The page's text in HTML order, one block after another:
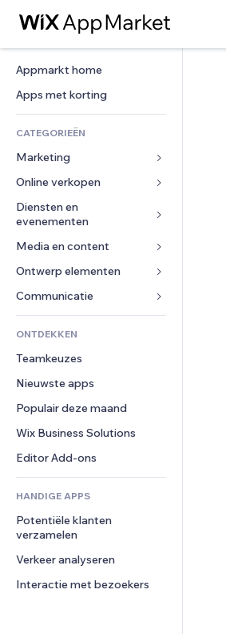
Appmarkt home
Apps met korting
CATEGORIEËN
Marketing
Advertenties
Mobiel
Analytics
Social media
SEO
Betrokkenheid
Websitevermeldingen
E-mail
Conversie
Online verkopen
Apps voor webshops
Verzending en levering
Verkoopknoppen
Online cursussen
Print on demand
Boekhouding
Coupons en loyaliteit
Opslagoplossingen
Dropshipping
Prijzen en abonnementen
Crowdfunding
Eten en drinken
Diensten en
evenementen
Hotels
Evenementen
Restaurants
Vastgoed
Boekingen
Media en content
Galerij
Muziek
Podcasts
Fotografie
Video
PDF
Bestanden delen
Nieuws
Ontwerp elementen
Kaarten en navigatie
Privacy en beveiliging
Ontime
Pagina templates
Afbeeldingseffecten
Knoppen en menu's
Banners en badges
Rekenmachines
Zoeken
Weer
Grafieken en tabellen
Formulieren
Enquêtes
Chat
Opmerkingen
Telefoonnummer
Community
Beoordelingen en testimonials
CRM
ONTDEKKEN
Teamkeuzes
Nieuwste apps
Populair deze maand
Wix Business Solutions
Editor Add-ons
HANDIGE APPS
Potentiële klanten
verzamelen
Verkeer analyseren
Interactie met bezoekers